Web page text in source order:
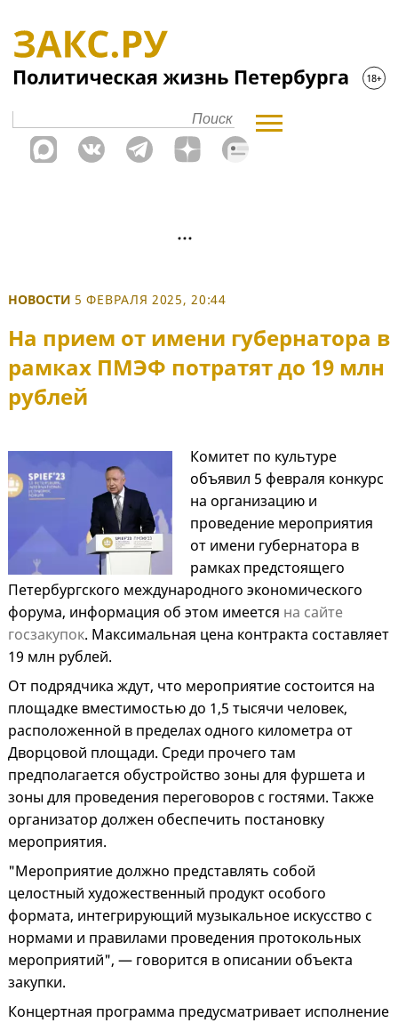
НОВОСТИ 5 ФЕВРАЛЯ 2025, 20:44
На прием от имени губернатора в
рамках ПМЭФ потратят до 19 млн
рублей
Комитет по культуре
объявил 5 февраля конкурс
на организацию и
проведение мероприятия
от имени губернатора в
рамках предстоящего
Петербургского международного экономического
форума, информация об этом имеется на сайте
госзакупок. Максимальная цена контракта составляет
19 млн рублей.
От подрядчика ждут, что мероприятие состоится на
площадке вместимостью до 1,5 тысячи человек,
расположенной в пределах одного километра от
Дворцовой площади. Среди прочего там
предполагается обустройство зоны для фуршета и
зоны для проведения переговоров с гостями. Также
организатор должен обеспечить постановку
мероприятия.
"Мероприятие должно представлять собой
целостный художественный продукт особого
формата, интегрирующий музыкальное искусство с
нормами и правилами проведения протокольных
мероприятий", — говорится в описании объекта
закупки.
Концертная программа предусматривает исполнение